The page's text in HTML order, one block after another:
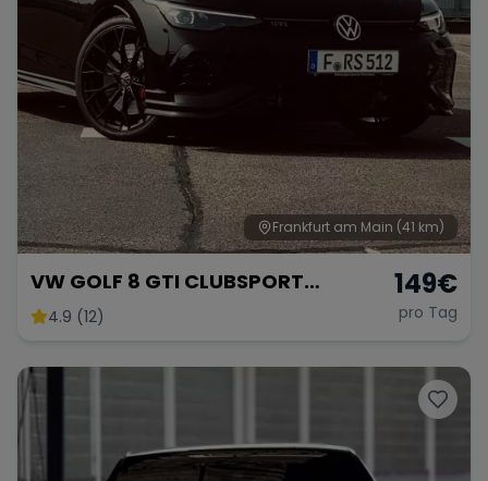
Frankfurt am Main (41 km)
VW GOLF 8 GTI CLUBSPORT
AKRAPOVIC
4.9 (12)
149€
pro Tag